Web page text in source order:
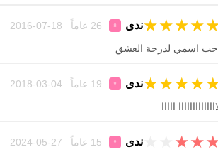
ندى ♀ ★
★
★
★
اسمي لدرجة العشق
ندى ♀ ★
★
★
★
ااااا
ندى ♀ ★
★
★